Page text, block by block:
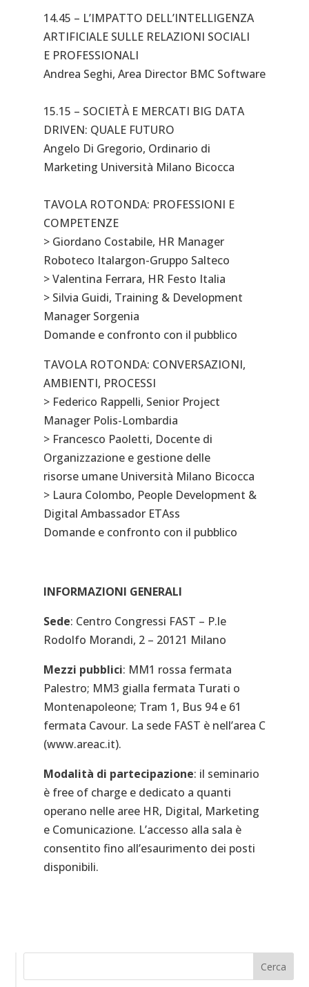
14.45 – L’IMPATTO DELL’INTELLIGENZA
ARTIFICIALE SULLE RELAZIONI SOCIALI
E PROFESSIONALI
Andrea Seghi, Area Director BMC Software
15.15 – SOCIETÀ E MERCATI BIG DATA
DRIVEN: QUALE FUTURO
Angelo Di Gregorio, Ordinario di
Marketing Università Milano Bicocca
TAVOLA ROTONDA: PROFESSIONI E
COMPETENZE
> Giordano Costabile, HR Manager
Roboteco Italargon-Gruppo Salteco
> Valentina Ferrara, HR Festo Italia
> Silvia Guidi, Training & Development
Manager Sorgenia
Domande e confronto con il pubblico
TAVOLA ROTONDA: CONVERSAZIONI,
AMBIENTI, PROCESSI
> Federico Rappelli, Senior Project
Manager Polis-Lombardia
> Francesco Paoletti, Docente di
Organizzazione e gestione delle
risorse umane Università Milano Bicocca
> Laura Colombo, People Development &
Digital Ambassador ETAss
Domande e confronto con il pubblico
INFORMAZIONI GENERALI
Sede: Centro Congressi FAST – P.le
Rodolfo Morandi, 2 – 20121 Milano
Mezzi pubblici: MM1 rossa fermata
Palestro; MM3 gialla fermata Turati o
Montenapoleone; Tram 1, Bus 94 e 61
fermata Cavour. La sede FAST è nell’area C
(www.areac.it).
Modalità di partecipazione: il seminario
è free of charge e dedicato a quanti
operano nelle aree HR, Digital, Marketing
e Comunicazione. L’accesso alla sala è
consentito fino all’esaurimento dei posti
disponibili.